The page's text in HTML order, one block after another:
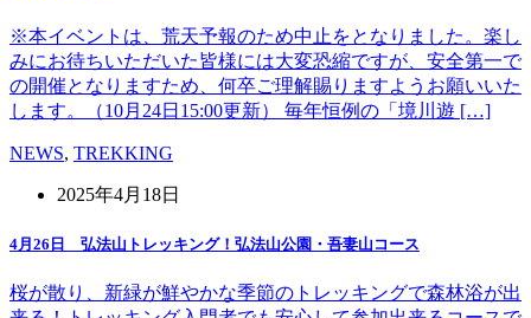
※本イベントは、荒天予報のため中止をとなりました。楽し
みにお待ちいただいた皆様には大変恐縮ですが、安全第一で
の開催となりますため、何卒ご理解賜りますようお願いいた
します。（10月24日15:00更新） 毎年恒例の「境川遊 […]
NEWS, TREKKING
2025年4月18日
4月26日 弘法山トレッキング！弘法山公園・吾妻山コース
桜が散り、新緑が鮮やかな季節のトレッキングで森林浴が出